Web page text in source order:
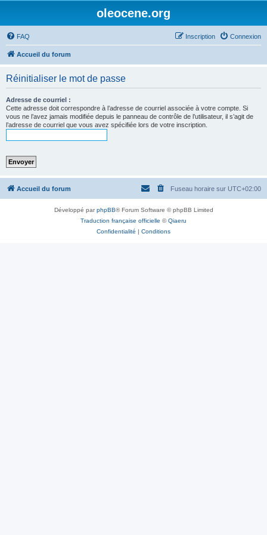
oleocene.org
FAQ Connexion
Inscription
Accueil du forum
Réinitialiser le mot de passe
Adresse de courriel :
Cette adresse doit correspondre à l’adresse de courriel associée à votre compte. Si
vous ne l’avez jamais modifiée depuis le panneau de contrôle de l’utilisateur, il s’agit de
l’adresse de courriel que vous avez spécifiée lors de votre inscription.
Accueil du forum Fuseau horaire sur UTC+02:00
Développé parphpBB® Forum Software © phpBB Limited
Traduction française officielle ©Qiaeru
Confidentialité | Conditions